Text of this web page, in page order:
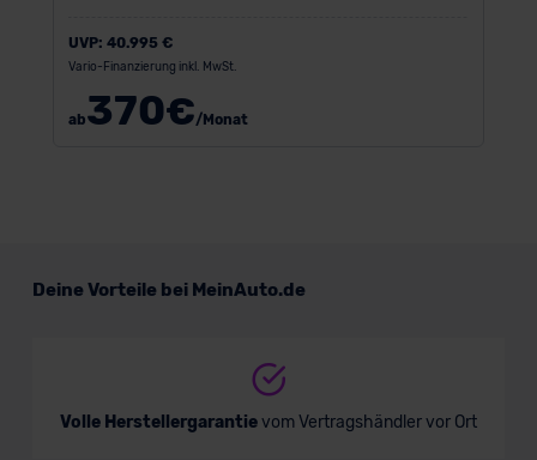
UVP: 40.995 €
Vario-Finanzierung inkl. MwSt.
ab370€/Monat
Deine Vorteile bei MeinAuto.de
Volle Herstellergarantievom Vertragshändler vor Ort